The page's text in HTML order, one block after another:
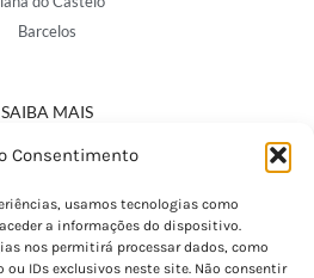
Consentimento
usamos tecnologias como
a informações do dispositivo.
nos permitirá processar dados, como
IDs exclusivos neste site. Não consentir
Barcelos
SAIBA MAIS
de Privacidade
e Condições
Frequentes
de Envio